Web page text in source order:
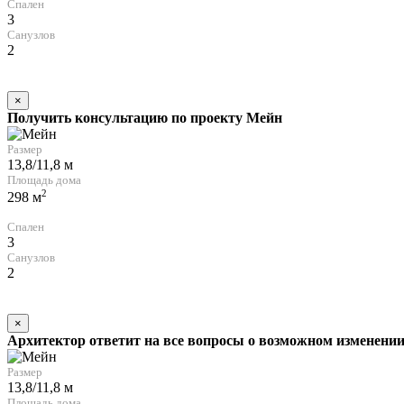
Спален
3
Санузлов
2
×
Получить консультацию по проекту Мейн
Размер
13,8/11,8 м
Площадь дома
298 м2
Спален
3
Санузлов
2
×
Архитектор ответит на все вопросы о возможном
Размер
13,8/11,8 м